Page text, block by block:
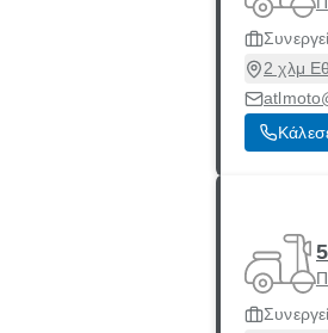
2 χλμ